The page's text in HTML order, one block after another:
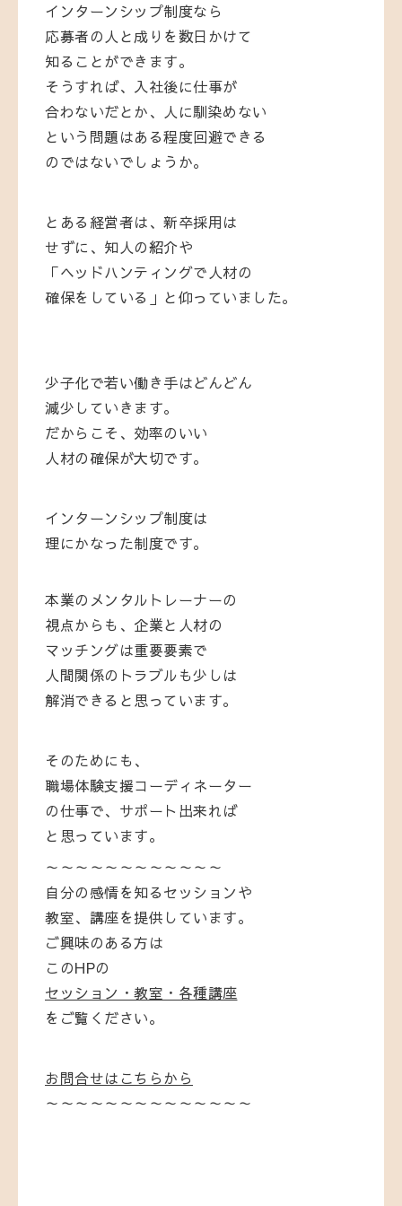
インターンシップ制度なら
応募者の人と成りを数日かけて
知ることができます。
そうすれば、入社後に仕事が
合わないだとか、人に馴染めない
という問題はある程度回避できる
のではないでしょうか。
とある経営者は、新卒採用は
せずに、知人の紹介や
「ヘッドハンティングで人材の
確保をしている」と仰っていました。
少子化で若い働き手はどんどん
減少していきます。
だからこそ、効率のいい
人材の確保が大切です。
インターンシップ制度は
理にかなった制度です。
本業のメンタルトレーナーの
視点からも、企業と人材の
マッチングは重要要素で
人間関係のトラブルも少しは
解消できると思っています。
そのためにも、
職場体験支援コーディネーター
の仕事で、サポート出来れば
と思っています。
～～～～～～～～～～～～
自分の感情を知るセッションや
教室、講座を提供しています。
ご興味のある方は
このHPの
セッション・教室・各種講座
をご覧ください。
お問合せはこちらから
～～～～～～～～～～～～～～